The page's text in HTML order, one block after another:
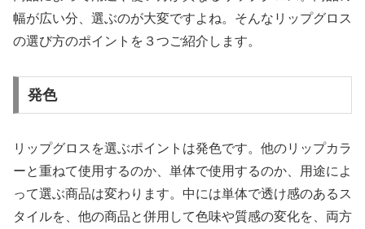
幅が広い分、選ぶのが大変ですよね。そんなリップグロス
の選び方のポイントを３つご紹介します。
発色
リップグロスを選ぶポイントは発色です。他のリップカラ
ーと重ねて使用するのか、単体で使用するのか、用途によ
って選ぶ商品は変わります。中には単体で透け感のあるス
タイルを、他の商品と併用して色味や質感の変化を、両方